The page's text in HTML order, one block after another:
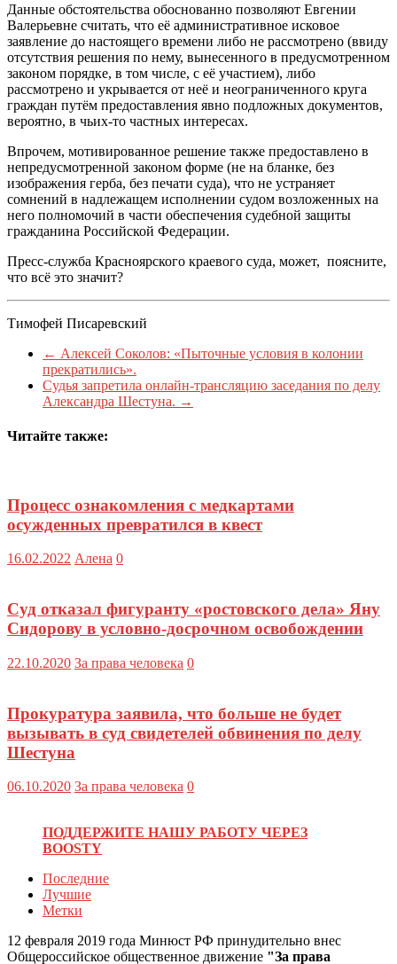
Данные обстоятельства обоснованно позволяют Евгении
Валерьевне считать, что её административное исковое
заявление до настоящего времени либо не рассмотрено (ввиду
отсутствия решения по нему, вынесенного в предусмотренном
законом порядке, в том числе, с её участием), либо
рассмотрено и укрывается от неё и неограниченного круга
граждан путём предоставления явно подложных документов,
вероятно, в чьих-то частных интересах.
Впрочем, мотивированное решение также предоставлено в
непредусмотренной законом форме (не на бланке, без
изображения герба, без печати суда), что не устраняет
сомнений в надлежащем исполнении судом возложенных на
него полномочий в части обеспечения судебной защиты
гражданина Российской Федерации.
Пресс-служба Красноярского краевого суда, может, поясните,
что всё это значит?
Тимофей Писаревский
← Алексей Соколов: «Пыточные условия в колонии
прекратились».
Судья запретила онлайн-трансляцию заседания по делу
Александра Шестуна. →
Читайте также:
Процесс ознакомления с медкартами
осужденных превратился в квест
16.02.2022 Алена 0
Суд отказал фигуранту «ростовского дела» Яну
Сидорову в условно-досрочном освобождении
22.10.2020 За права человека 0
Прокуратура заявила, что больше не будет
вызывать в суд свидетелей обвинения по делу
Шестуна
06.10.2020 За права человека 0
ПОДДЕРЖИТЕ НАШУ РАБОТУ ЧЕРЕЗ
BOOSTY
Последние
Лучшие
Метки
12 февраля 2019 года Минюст РФ принудительно внес
Общероссийское общественное движение "За права